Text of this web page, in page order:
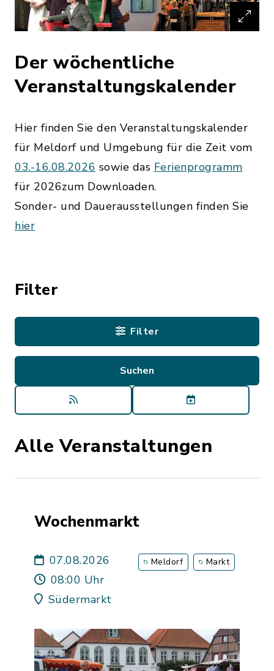
Der wöchentliche
Veranstaltungskalender
Hier finden Sie den Veranstaltungskalender
für Meldorf und Umgebung für die Zeit vom
03.-16.08.2026 sowie das Ferienprogramm
für 2026zum Downloaden.
Sonder- und Dauerausstellungen finden Sie
hier
Alle Veranstaltungen
Wochenmarkt
07.08.2026
08:00 Uhr
Südermarkt
Meldorf Markt
Filter
Filter